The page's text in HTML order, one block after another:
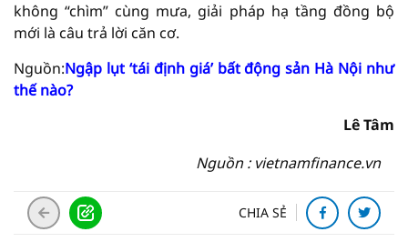
không “chìm” cùng mưa, giải pháp hạ tầng đồng bộ
mới là câu trả lời căn cơ.
Nguồn:Ngập lụt ‘tái định giá’ bất động sản Hà Nội như
thế nào?
Lê Tâm
Nguồn : vietnamfinance.vn
CHIA SẺ